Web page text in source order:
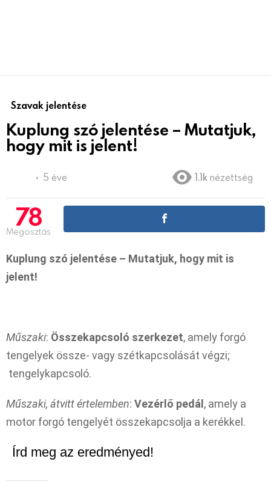
Szavak jelentése
Kuplung szó jelentése – Mutatjuk,
hogy mit is jelent!
5 éve 1.1k nézettség
78
Megosztás
Kuplung szó jelentése – Mutatjuk, hogy mit is
jelent!
Műszaki: Összekapcsoló szerkezet, amely forgó
tengelyek össze- vagy szétkapcsolását végzi;
tengelykapcsoló.
Műszaki, átvitt értelemben: Vezérlő pedál, amely a
motor forgó tengelyét összekapcsolja a kerékkel.
Írd meg az eredményed!